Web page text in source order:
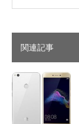
関連記事